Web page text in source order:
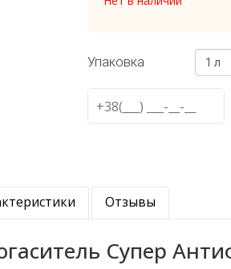
Упаковка 1 л
Отзывы
Супер